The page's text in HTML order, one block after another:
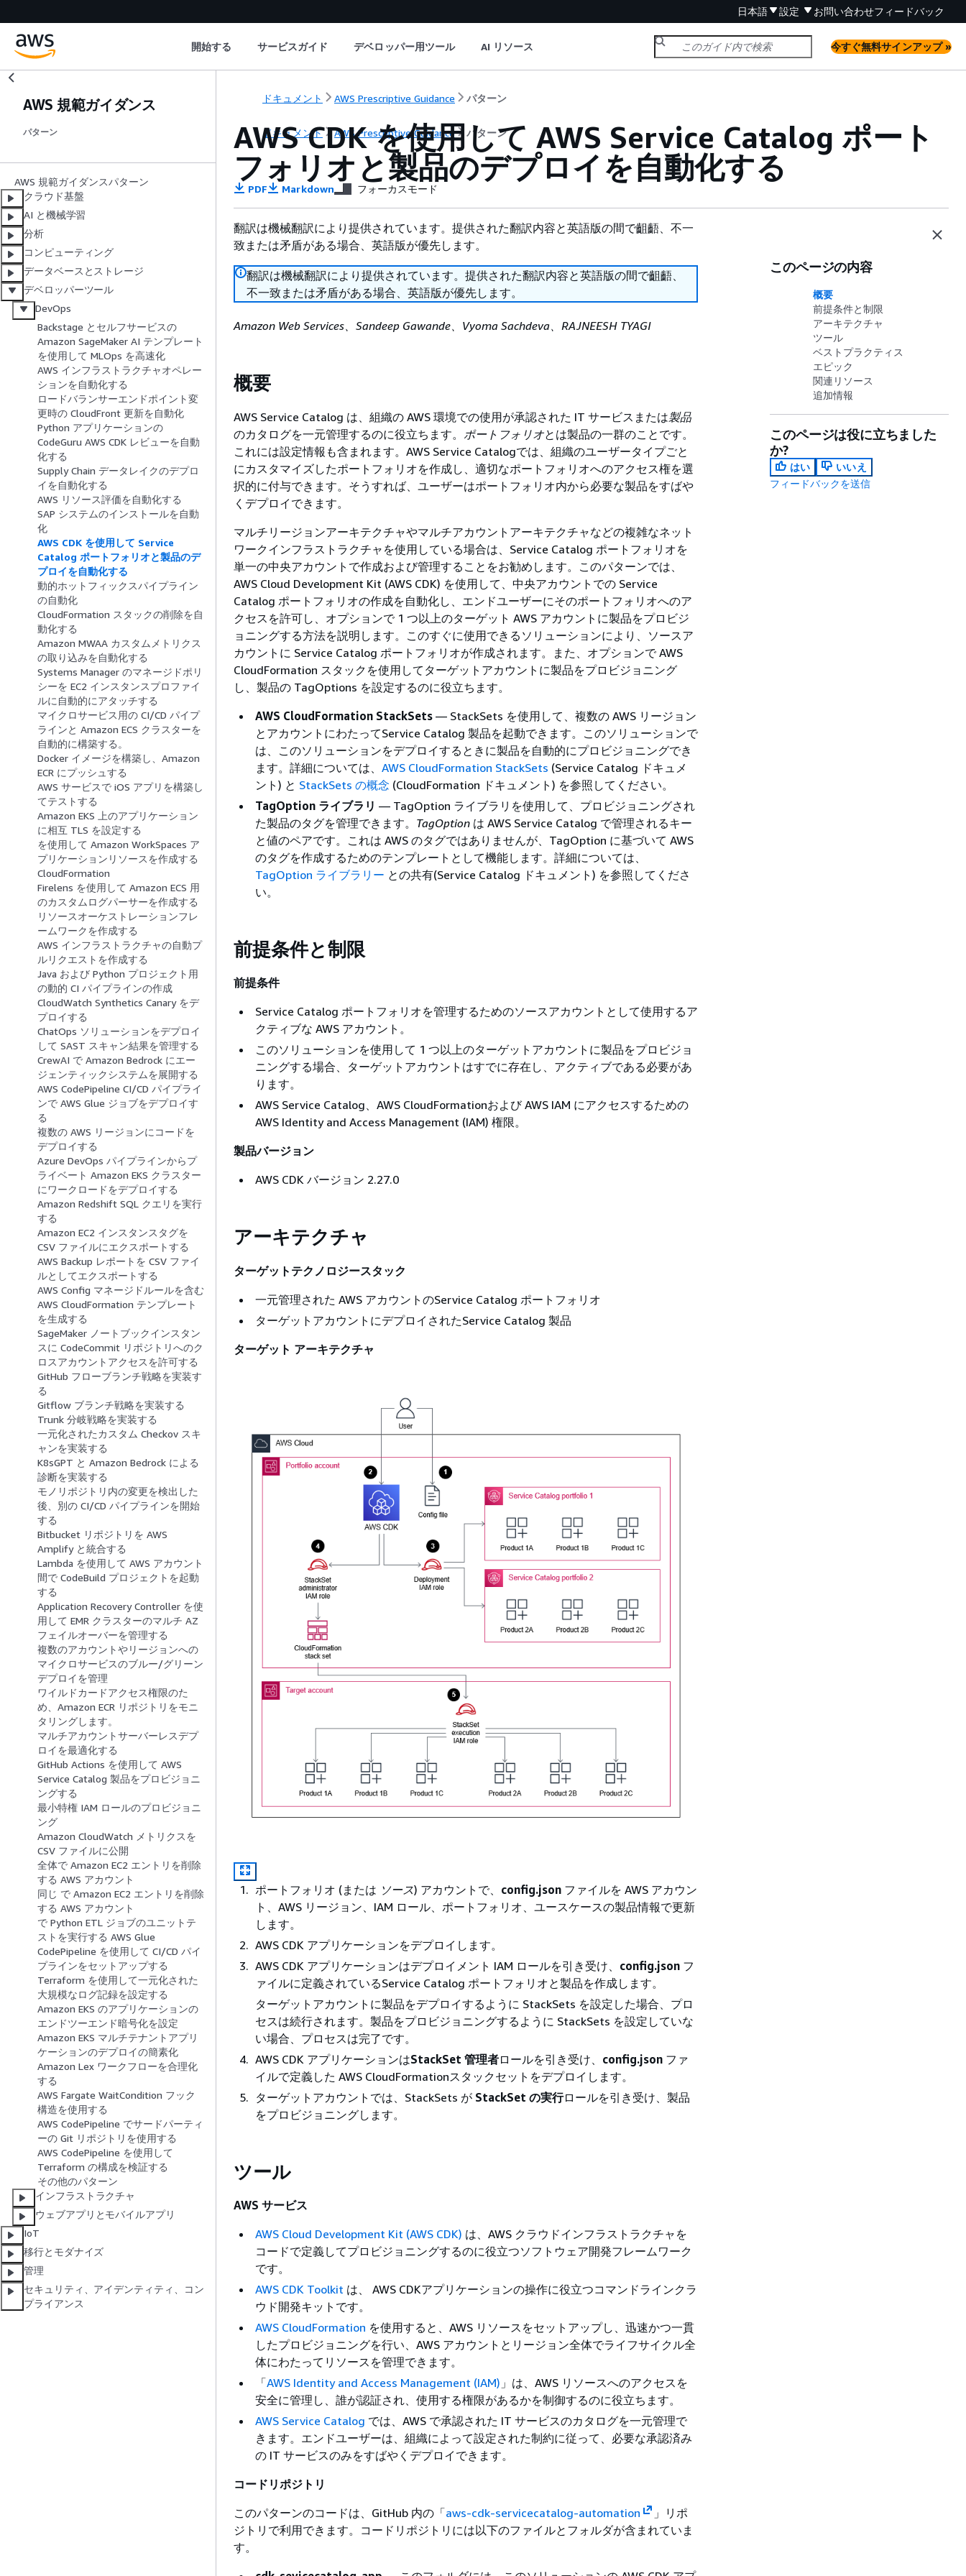
日本語 設定 お問い合わせフィードバック
開始する サービスガイド デベロッパー用ツール AI リソース 今すぐ無料サインアップ »
AWS 規範ガイダンス
パターン
AWS 規範ガイダンスパターン
クラウド基盤
AI と機械学習
分析
コンピューティング
データベースとストレージ
デベロッパーツール
DevOps
Backstage とセルフサービスの
Amazon SageMaker AI テンプレート
を使用して MLOps を高速化
AWS インフラストラクチャオペレー
ションを自動化する
ロードバランサーエンドポイント変
更時の CloudFront 更新を自動化
Python アプリケーションの
CodeGuru AWS CDK レビューを自動
化する
Supply Chain データレイクのデプロ
イを自動化する
AWS リソース評価を自動化する
SAP システムのインストールを自動
化
AWS CDK を使用して Service
Catalog ポートフォリオと製品のデ
プロイを自動化する
動的ホットフィックスパイプライン
の自動化
CloudFormation スタックの削除を自
動化する
Amazon MWAA カスタムメトリクス
の取り込みを自動化する
Systems Manager のマネージドポリ
シーを EC2 インスタンスプロファイ
ルに自動的にアタッチする
マイクロサービス用の CI/CD パイプ
ラインと Amazon ECS クラスターを
自動的に構築する。
Docker イメージを構築し、Amazon
ECR にプッシュする
AWS サービスで iOS アプリを構築し
てテストする
Amazon EKS 上のアプリケーション
に相互 TLS を設定する
を使用して Amazon WorkSpaces ア
プリケーションリソースを作成する
CloudFormation
Firelens を使用して Amazon ECS 用
のカスタムログパーサーを作成する
リソースオーケストレーションフレ
ームワークを作成する
AWS インフラストラクチャの自動プ
ルリクエストを作成する
Java および Python プロジェクト用
の動的 CI パイプラインの作成
CloudWatch Synthetics Canary をデ
プロイする
ChatOps ソリューションをデプロイ
して SAST スキャン結果を管理する
CrewAI で Amazon Bedrock にエー
ジェンティックシステムを展開する
AWS CodePipeline CI/CD パイプライ
ンで AWS Glue ジョブをデプロイす
る
複数の AWS リージョンにコードを
デプロイする
Azure DevOps パイプラインからプ
ライベート Amazon EKS クラスター
にワークロードをデプロイする
Amazon Redshift SQL クエリを実行
する
Amazon EC2 インスタンスタグを
CSV ファイルにエクスポートする
AWS Backup レポートを CSV ファイ
ルとしてエクスポートする
AWS Config マネージドルールを含む
AWS CloudFormation テンプレート
を生成する
SageMaker ノートブックインスタン
スに CodeCommit リポジトリへのク
ロスアカウントアクセスを許可する
GitHub フローブランチ戦略を実装す
る
Gitflow ブランチ戦略を実装する
Trunk 分岐戦略を実装する
一元化されたカスタム Checkov スキ
ャンを実装する
K8sGPT と Amazon Bedrock による
診断を実装する
モノリポジトリ内の変更を検出した
後、別の CI/CD パイプラインを開始
する
Bitbucket リポジトリを AWS
Amplify と統合する
Lambda を使用して AWS アカウント
間で CodeBuild プロジェクトを起動
する
Application Recovery Controller を使
用して EMR クラスターのマルチ AZ
フェイルオーバーを管理する
複数のアカウントやリージョンへの
マイクロサービスのブルー/グリーン
デプロイを管理
ワイルドカードアクセス権限のた
め、Amazon ECR リポジトリをモニ
タリングします。
マルチアカウントサーバーレスデプ
ロイを最適化する
GitHub Actions を使用して AWS
Service Catalog 製品をプロビジョニ
ングする
最小特権 IAM ロールのプロビジョニ
ング
Amazon CloudWatch メトリクスを
CSV ファイルに公開
全体で Amazon EC2 エントリを削除
する AWS アカウント
同じ で Amazon EC2 エントリを削除
する AWS アカウント
で Python ETL ジョブのユニットテ
ストを実行する AWS Glue
CodePipeline を使用して CI/CD パイ
プラインをセットアップする
Terraform を使用して一元化された
大規模なログ記録を設定する
Amazon EKS のアプリケーションの
エンドツーエンド暗号化を設定
Amazon EKS マルチテナントアプリ
ケーションのデプロイの簡素化
Amazon Lex ワークフローを合理化
する
AWS Fargate WaitCondition フック
構造を使用する
AWS CodePipeline でサードパーティ
ーの Git リポジトリを使用する
AWS CodePipeline を使用して
Terraform の構成を検証する
その他のパターン
インフラストラクチャ
ウェブアプリとモバイルアプリ
IoT
移行とモダナイズ
管理
セキュリティ、アイデンティティ、コン
プライアンス
ドキュメント AWS Prescriptive Guidance パターン
ドキュメント AWS Prescriptive Guidance パターン
AWS CDK を使用して AWS Service Catalog ポート
フォリオと製品のデプロイを自動化する
PDF Markdown フォーカスモード
翻訳は機械翻訳により提供されています。提供された翻訳内容と英語版の間で齟齬、不一
致または矛盾がある場合、英語版が優先します。
翻訳は機械翻訳により提供されています。提供された翻訳内容と英語版の間で齟齬、
不一致または矛盾がある場合、英語版が優先します。
Amazon Web Services、Sandeep Gawande、Vyoma Sachdeva、RAJNEESH TYAGI
概要
AWS Service Catalog は、組織の AWS 環境での使用が承認された IT サービスまたは製品
のカタログを一元管理するのに役立ちます。 ポートフォリオとは製品の一群のことです。
これには設定情報も含まれます。AWS Service Catalogでは、組織のユーザータイプごと
にカスタマイズしたポートフォリオを作成し、適切なポートフォリオへのアクセス権を選
択的に付与できます。そうすれば、ユーザーはポートフォリオ内から必要な製品をすばや
くデプロイできます。
マルチリージョンアーキテクチャやマルチアカウントアーキテクチャなどの複雑なネット
ワークインフラストラクチャを使用している場合は、Service Catalog ポートフォリオを
単一の中央アカウントで作成および管理することをお勧めします。このパターンでは、
AWS Cloud Development Kit (AWS CDK) を使用して、中央アカウントでの Service
Catalog ポートフォリオの作成を自動化し、エンドユーザーにそのポートフォリオへのア
クセスを許可し、オプションで 1 つ以上のターゲット AWS アカウントに製品をプロビジ
ョニングする方法を説明します。このすぐに使用できるソリューションにより、ソースア
カウントに Service Catalog ポートフォリオが作成されます。また、オプションで AWS
CloudFormation スタックを使用してターゲットアカウントに製品をプロビジョニング
し、製品の TagOptions を設定するのに役立ちます。
AWS CloudFormation StackSets — StackSets を使用して、複数の AWS リージョン
とアカウントにわたってService Catalog 製品を起動できます。このソリューションで
は、このソリューションをデプロイするときに製品を自動的にプロビジョニングでき
ます。詳細については、 AWS CloudFormation StackSets (Service Catalog ドキュメ
ント) と StackSets の概念 (CloudFormation ドキュメント) を参照してください。
TagOption ライブラリ — TagOption ライブラリを使用して、プロビジョニングされ
た製品のタグを管理できます。 TagOption は AWS Service Catalog で管理されるキー
と値のペアです。これは AWS のタグではありませんが、TagOption に基づいて AWS
のタグを作成するためのテンプレートとして機能します。詳細については、
TagOption ライブラリー との共有(Service Catalog ドキュメント) を参照してくださ
い。
前提条件と制限
前提条件
Service Catalog ポートフォリオを管理するためのソースアカウントとして使用するア
クティブな AWS アカウント。
このソリューションを使用して 1 つ以上のターゲットアカウントに製品をプロビジョ
ニングする場合、ターゲットアカウントはすでに存在し、アクティブである必要があ
ります。
AWS Service Catalog、AWS CloudFormationおよび AWS IAM にアクセスするための
AWS Identity and Access Management (IAM) 権限。
製品バージョン
AWS CDK バージョン 2.27.0
アーキテクチャ
ターゲットテクノロジースタック
一元管理された AWS アカウントのService Catalog ポートフォリオ
ターゲットアカウントにデプロイされたService Catalog 製品
ターゲット アーキテクチャ
ポートフォリオ (または ソース) アカウントで、 config.json ファイルを AWS アカウン
ト、AWS リージョン、IAM ロール、ポートフォリオ、ユースケースの製品情報で更新
します。
AWS CDK アプリケーションをデプロイします。
AWS CDK アプリケーションはデプロイメント IAM ロールを引き受け、 config.json フ
ァイルに定義されているService Catalog ポートフォリオと製品を作成します。
ターゲットアカウントに製品をデプロイするように StackSets を設定した場合、プロ
セスは続行されます。製品をプロビジョニングするように StackSets を設定していな
い場合、プロセスは完了です。
AWS CDK アプリケーションはStackSet 管理者ロールを引き受け、 config.json ファ
イルで定義した AWS CloudFormationスタックセットをデプロイします。
ターゲットアカウントでは、StackSets が StackSet の実行ロールを引き受け、製品
をプロビジョニングします。
ツール
AWS サービス
AWS Cloud Development Kit (AWS CDK) は、AWS クラウドインフラストラクチャを
コードで定義してプロビジョニングするのに役立つソフトウェア開発フレームワーク
です。
AWS CDK Toolkit は、 AWS CDKアプリケーションの操作に役立つコマンドラインクラ
ウド開発キットです。
AWS CloudFormation を使用すると、AWS リソースをセットアップし、迅速かつ一貫
したプロビジョニングを行い、AWS アカウントとリージョン全体でライフサイクル全
体にわたってリソースを管理できます。
「AWS Identity and Access Management (IAM) 」は、AWS リソースへのアクセスを
安全に管理し、誰が認証され、使用する権限があるかを制御するのに役立ちます。
AWS Service Catalog では、AWS で承認された IT サービスのカタログを一元管理で
きます。エンドユーザーは、組織によって設定された制約に従って、必要な承認済み
の IT サービスのみをすばやくデプロイできます。
コードリポジトリ
このパターンのコードは、GitHub 内の「aws-cdk-servicecatalog-automation
」リポ
ジトリで利用できます。コードリポジトリには以下のファイルとフォルダが含まれていま
す。
このページの内容
概要
前提条件と制限
アーキテクチャ
ツール
ベストプラクティス
エピック
関連リソース
追加情報
このページは役に立ちました
か?
はい
いいえ
フィードバックを送信